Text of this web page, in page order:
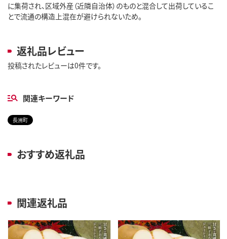
に集荷され、区域外産（近隣自治体）のものと混合して出荷しているこ
とで流通の構造上混在が避けられないため。
返礼品レビュー
投稿されたレビューは0件です。
関連キーワード
長洲町
おすすめ返礼品
関連返礼品